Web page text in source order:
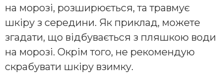
на морозі, розширюється, та травмує
шкіру з середини. Як приклад, можете
згадати, що відбувається з пляшкою води
на морозі. Окрім того, не рекомендую
скрабувати шкіру взимку.